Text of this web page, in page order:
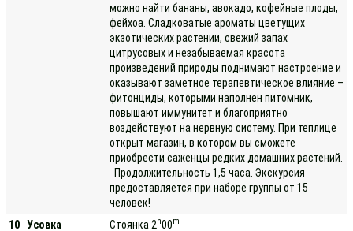
можно найти бананы, авокадо, кофейные плоды,
фейхоа. Сладковатые ароматы цветущих
экзотических растении, свежий запах
цитрусовых и незабываемая красота
произведений природы поднимают настроение и
оказывают заметное терапевтическое влияние –
фитонциды, которыми наполнен питомник,
повышают иммунитет и благоприятно
воздействуют на нервную систему. При теплице
открыт магазин, в котором вы сможете
приобрести саженцы редких домашних растений.
Продолжительность 1,5 часа. Экскурсия
предоставляется при наборе группы от 15
человек!
10 Усовка
Стоянка 2 h00m